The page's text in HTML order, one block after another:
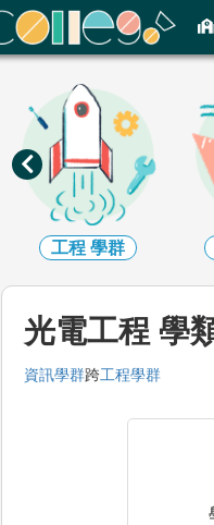
ColleGo! 大學選才與高中育才
工程 學群
光電工程 學
資訊學群跨工程學群